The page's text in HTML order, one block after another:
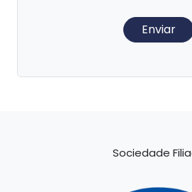
Enviar
Sociedade